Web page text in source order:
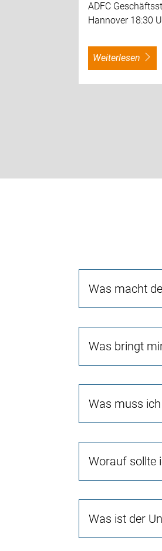
ADFC
Hannover 18:30
weiterlesen
Was macht
Was bringt
Was muss
Worauf sollte
Was ist der